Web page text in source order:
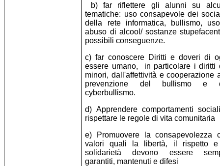
b) far riflettere gli alunni su
tematiche: uso consapevole dei
della rete informatica, bullismo,
abuso di alcool/ sostanze
possibili conseguenze.
c) far conoscere Diritti e doveri di
essere umano, in particolare i diritti
minori, dall'affettività e cooperazione
prevenzione del bullismo e
cyberbullismo.
d) Apprendere comportamenti
rispettare le regole di vita comunitaria
e) Promuovere la consapevolezza
valori quali la libertà, il rispetto
solidarietà devono essere
garantiti, mantenuti e difesi